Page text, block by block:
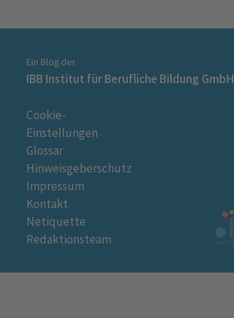
Ein Blog der
IBB Institut für Berufliche Bildung GmbH
Cookie-
Einstellungen
Glossar
Hinweisgeberschutz
Impressum
Kontakt
Netiquette
Redaktionsteam